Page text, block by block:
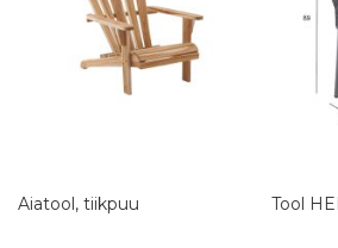
Aiatool, tiikpuu Tool